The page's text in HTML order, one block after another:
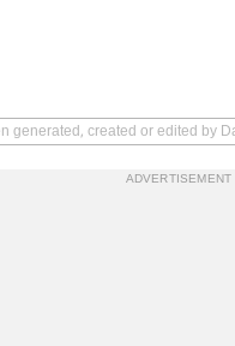
generated, created or edited by
ADVERTISEMENT